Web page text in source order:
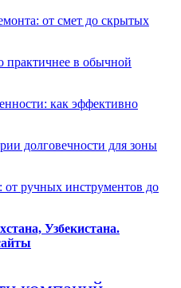
от смет до скрытых
практичнее в обычной
как эффективно
долговечности для зоны
от ручных инструментов до
Узбекистана.